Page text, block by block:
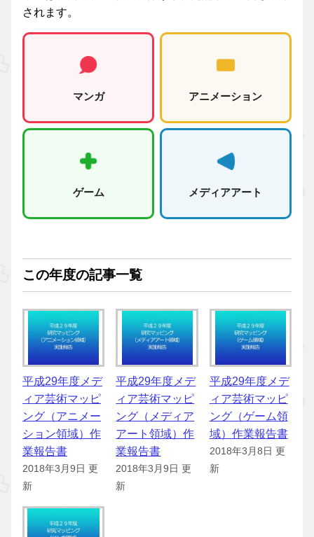
されます。
マンガ アニメーション
ゲーム メディアアート
この年度の記事一覧
平成29年度メデ
ィア芸術マッピ
ング（アニメー
ション領域）作
業報告書
2018年3月9日 更
新
平成29年度メデ
ィア芸術マッピ
ング（メディア
アート領域）作
業報告書
2018年3月9日 更
新
平成29年度メデ
ィア芸術マッピ
ング（ゲーム領
域）作業報告書
2018年3月8日 更
新